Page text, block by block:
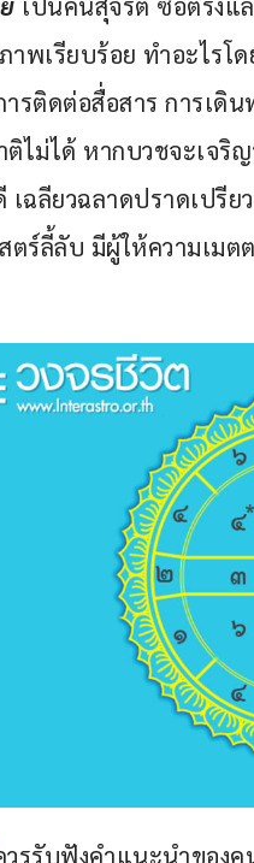
เป็นคนสุจริต ซื่อตรงแ
าพเรียบร้อย ทำอะไรโ
รติดต่อสื่อสาร การเดิ
ไม่ได้ หากบวชจะเจริญ
เฉลียวฉลาดปราดเปรี
ตร์ลี้ลับ มีผู้ให้ความเมต
วรรับฟังคำแนะนำของค